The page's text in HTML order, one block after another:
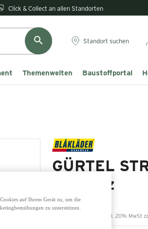
Click & Collect an allen Standorten
Standort suchen
Themenwelten Baustoffportal
GÜRTEL
Schwarz
22,00 € inkl. 20% MwSt
auf Ihrem Gerät zu, um die
zu unterstützen.